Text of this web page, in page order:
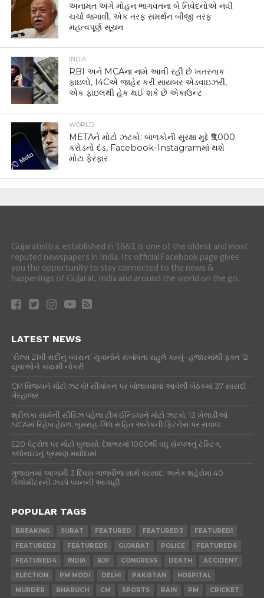
અનામત અંગે મોહન ભાગવતના બે નિવેદનોએ નવી
ચર્ચા જગાવી, એક તરફ સમર્થન બીજી તરફ
મહત્વપૂર્ણ સૂચન
INDIA
RBI અને MCAના નામે આવી રહી છે ખતરનાક
ફાઇલો, I4Cએ જાહેર કરી સાયબર એડવાઇઝરી,
એક ફાઇલથી હેક થઈ શકે છે એકાઉન્ટ
WORLD
METAને મોટો ઝટકો: બાળકોની સુરક્ષા મુદ્દે ₹5,000
કરોડનો દંડ, Facebook-Instagramમાં થશે
મોટા ફેરફાર
Gujaratmitra, established in 1863, is one of the oldest and most
reputed newspapers in India. Its official Facebook page gives
you the opportunity to stay connected to the news &
happenings of Gujarat, India and around the world on the go.
LATEST NEWS
‘રીલ્સ 21મી સદીનું વ્યસન’ યુવાનોને સંબોધતા રાહુલે કહ્યું- હજારમાંથી ફક્ત 12
યુવાઓને કાયમી નોકરી
CM વિજયને મોટો ઝટકો! સીમાંકન પર બોલાવવામાં આવેલી બેઠકમાં 37 સાંસદો
ગેરહાજર
શ્રીલંકા સામેની સીરિઝ પહેલા ટીમ ઈન્ડિયાને મોટો ઝટકો, 13 ખેલાડીઓ
NCAમાં રિહેબ હેઠળ, બુમરાહ-ગિલ સહિત અનેકની ફિટનેસ પર સવાલ
E20 પેટ્રોલ પર મોટો ખુલાસો: દેશભરમાં 1000થી વધુ સેમ્પલનું ટેસ્ટિંગ,
ક્લોરાઇડનું પ્રમાણ મર્યાદામાં
ગુજરાતમાં આગામી 3 દિવસ ગાજવીજ સાથે વરસાદ: અનેક શહેરોમાં 40
કિલોમીટરની ઝડપે પવનની આગાહી
POPULAR TAGS
BREAKING SURAT FEATURED FEATURED3
FEATURED1
FEATURED2
FEATURED5 GUJARAT POLICE
FEATURED6
FEATURED4
INDIA BJP CONGRESS DEATH
ACCIDENT
ELECTION
PM MODI DELHI PAKISTAN
HOSPITAL
MURDER
BHARUCH CM SPORTS RAIN PM CRICKET